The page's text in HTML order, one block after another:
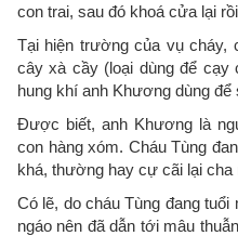
con trai, sau đó khoá cửa lại
Tại hiện trường của vụ cháy,
cây xà cầy (loại dùng để
hung khí anh Khương dùng để
Được biết, anh Khương là
con hàng xóm. Cháu Tùng
khá, thường hay cự cãi lại cha
Có lẽ, do cháu Tùng đang
ngáo nên đã dẫn tới mâu